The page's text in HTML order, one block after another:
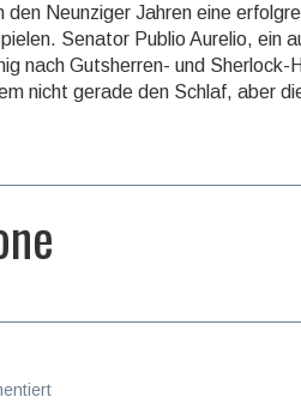
den Neunziger Jahren eine
Senator Publio Aurelio, ein
nach Guts­her­ren- und Sher­lock-
nicht gerade den Schlaf, aber